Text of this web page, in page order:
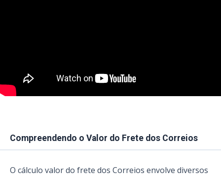
Compreendendo o Valor do Frete dos Correios
O cálculo valor do frete dos Correios envolve diversos